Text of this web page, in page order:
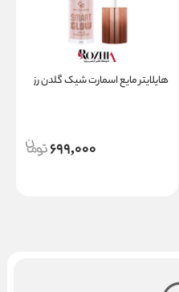
هایلایتر مایع اسمارت شیک گلدن رز
699,000